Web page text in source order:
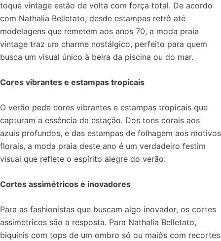
toque vintage estão de volta com força total. De acordo
com Nathalia Belletato, desde estampas retrô até
modelagens que remetem aos anos 70, a moda praia
vintage traz um charme nostálgico, perfeito para quem
busca um visual único à beira da piscina ou do mar.
Cores vibrantes e estampas tropicais
O verão pede cores vibrantes e estampas tropicais que
capturam a essência da estação. Dos tons corais aos
azuis profundos, e das estampas de folhagem aos motivos
florais, a moda praia deste ano é um verdadeiro festim
visual que reflete o espírito alegre do verão.
Cortes assimétricos e inovadores
Para as fashionistas que buscam algo inovador, os cortes
assimétricos são a resposta. Para Nathalia Belletato,
biquínis com tops de um ombro só ou maiôs com recortes